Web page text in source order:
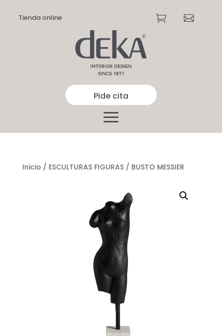
Tienda online  
Pide cita
Inicio / ESCULTURAS FIGURAS/ BUSTO MESSIER